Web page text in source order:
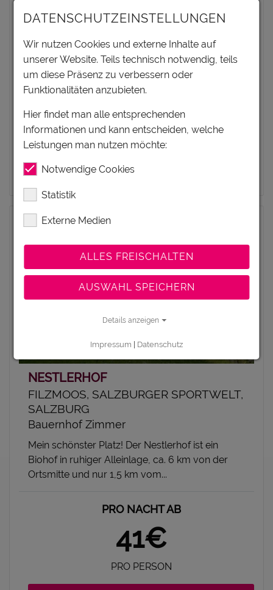
In herrlich ruhiger Lage auf 1.070 m Seehöhe,
unseren, seit Generationen...
PRO TAG AB
64€
PRO EINHEIT
zum Angebot
NESTLERHOF
FILZMOOS, SALZBURGER SPORTWELT,
SALZBURG
Bauernhof Zimmer
Mein schönster Platz! Der Nestlerhof ist ein
Biohof in ruhiger Alleinlage, ca. 6 km von der
Ortsmitte und nur 1,5 km vom...
PRO NACHT AB
41€
PRO PERSON
DATENSCHUTZEINSTELLUNGEN
Wir nutzen Cookies und externe Inhalte auf
unserer Website. Teils technisch notwendig, teils
um diese Präsenz zu verbessern oder
Funktionalitäten anzubieten.
Hier findet man alle entsprechenden
Informationen und kann entscheiden, welche
Leistungen man nutzen möchte:
Notwendige Cookies
Statistik
Externe Medien
ALLES FREISCHALTEN
AUSWAHL SPEICHERN
Details anzeigen
Impressum | Datenschutz